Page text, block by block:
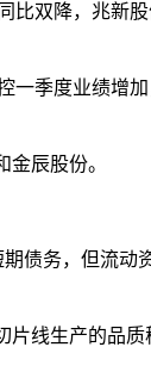
双降，兆新
季度业绩增
辰股份。
务，但流动
线生产的品